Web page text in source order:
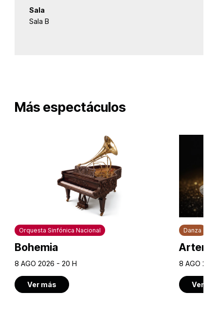
Sala
Sala B
Más espectáculos
Orquesta Sinfónica Nacional
Bohemia
8 AGO 2026 - 20 H
Ver más
Danza
Artem
8 AGO
Ver